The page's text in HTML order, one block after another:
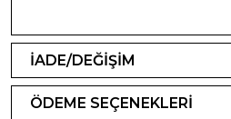
İADE/DEĞİŞİM
ÖDEME SEÇENEKLERİ